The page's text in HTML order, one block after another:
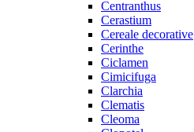
Centranthus
Cerastium
Cereale decorative
Cerinthe
Ciclamen
Cimicifuga
Clarchia
Clematis
Cleoma